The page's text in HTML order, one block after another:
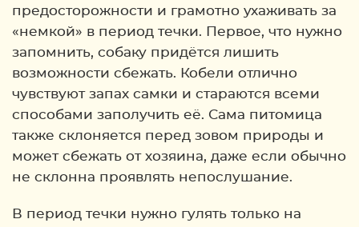
предосторожности и грамотно ухаживать за
«немкой» в период течки. Первое, что нужно
запомнить, собаку придётся лишить
возможности сбежать. Кобели отлично
чувствуют запах самки и стараются всеми
способами заполучить её. Сама питомица
также склоняется перед зовом природы и
может сбежать от хозяина, даже если обычно
не склонна проявлять непослушание.
В период течки нужно гулять только на